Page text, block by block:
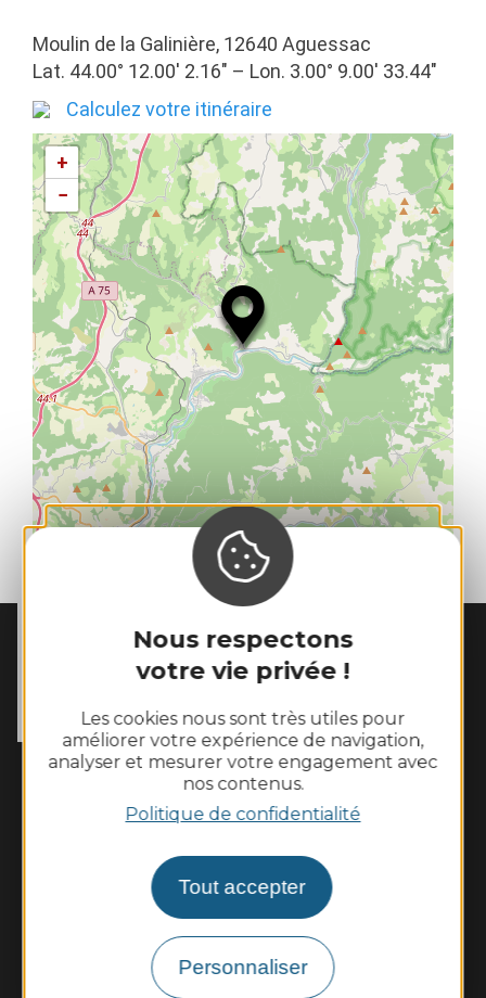
Nous respectons
votre vie privée !
Les cookies nous sont très utiles pour
améliorer votre expérience de navigation,
analyser et mesurer votre engagement avec
nos contenus.
Politique de confidentialité
Tout accepter
Personnaliser
Moulin de la Galinière, 12640 Aguessac
Lat. 44.00° 12.00′ 2.16″ – Lon. 3.00° 9.00′ 33.44″
Calculez votre itinéraire
+
−
Leaflet | Map data © OpenStreetMap contributors
MAIRIE DE
MOSTUÉJOULS
La Peyrouse
12720 Mostuéjouls
Tél. :05 65 62 60 43
Horaires d'ouverture :
Le lundi de 10h à 12h et le vendredi de 14h à 16h
Nous contacter